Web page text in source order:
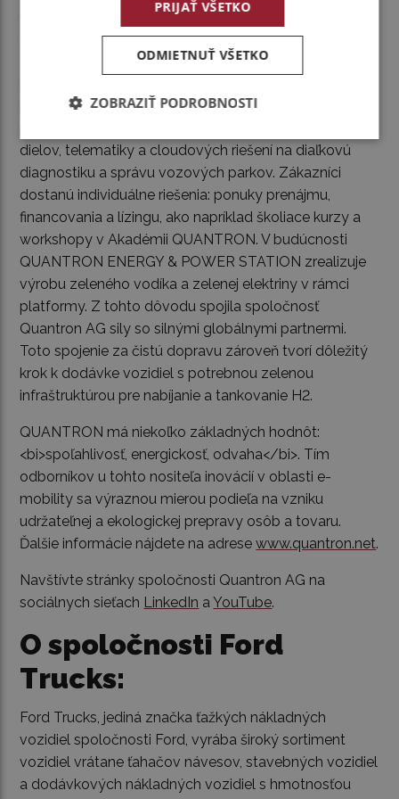
ústrojenstvo využívajúce mimoriadne inovatívnu
technológiu QUANTRON INSIDE. QUANTRON
CUSTOMER SOLUTIONS zaisťuje digitálne a fyzické
pozostávajúcej zo 700 servisných partnerov, ako aj
dielov, telematiky a cloudových riešení na diaľkovú
diagnostiku a správu vozových parkov. Zákazníci
dostanú individuálne riešenia: ponuky prenájmu,
financovania a lízingu, ako napríklad školiace kurzy a
workshopy v Akadémii QUANTRON. V budúcnosti
QUANTRON ENERGY & POWER STATION zrealizuje
výrobu zeleného vodíka a zelenej elektriny v rámci
platformy. Z tohto dôvodu spojila spoločnosť
Quantron AG sily so silnými globálnymi partnermi.
Toto spojenie za čistú dopravu zároveň tvorí dôležitý
krok k dodávke vozidiel s potrebnou zelenou
infraštruktúrou pre nabíjanie a tankovanie H2.
QUANTRON má niekoľko základných hodnôt:
<bi>spoľahlivosť, energickosť, odvaha</bi>. Tím
odborníkov u tohto nositeľa inovácií v oblasti e-
mobility sa výraznou mierou podieľa na vzniku
udržateľnej a ekologickej prepravy osôb a tovaru.
Ďalšie informácie nájdete na adresewww.quantron.net.
Navštívte stránky spoločnosti Quantron AG na
sociálnych sieťach LinkedIn aYouTube.
O spoločnosti Ford
Trucks:
Ford Trucks, jediná značka ťažkých nákladných
vozidiel spoločnosti Ford, vyrába široký sortiment
vozidiel vrátane ťahačov návesov, stavebných vozidiel
a dodávkových nákladných vozidiel s hmotnosťou
PRIJAŤ VŠETKO
ODMIETNUŤ VŠETKO
ZOBRAZIŤ PODROBNOSTI